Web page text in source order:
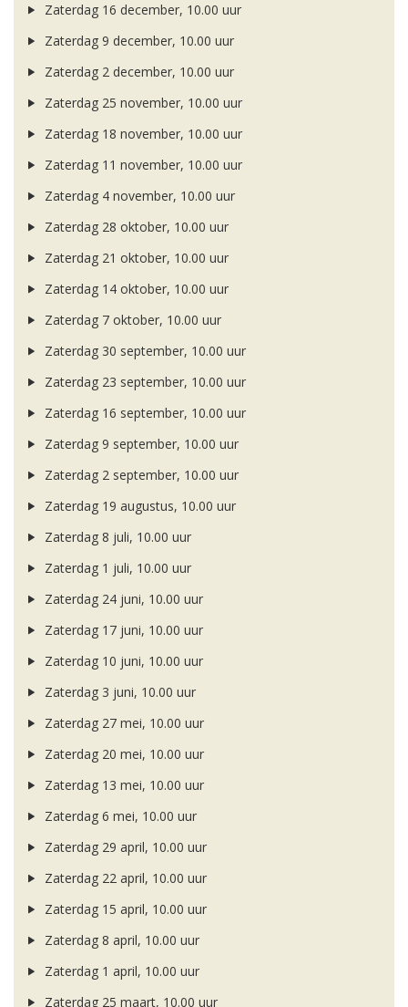
Zaterdag 16 december, 10.00 uur
Zaterdag 9 december, 10.00 uur
Zaterdag 2 december, 10.00 uur
Zaterdag 25 november, 10.00 uur
Zaterdag 18 november, 10.00 uur
Zaterdag 11 november, 10.00 uur
Zaterdag 4 november, 10.00 uur
Zaterdag 28 oktober, 10.00 uur
Zaterdag 21 oktober, 10.00 uur
Zaterdag 14 oktober, 10.00 uur
Zaterdag 7 oktober, 10.00 uur
Zaterdag 30 september, 10.00 uur
Zaterdag 23 september, 10.00 uur
Zaterdag 16 september, 10.00 uur
Zaterdag 9 september, 10.00 uur
Zaterdag 2 september, 10.00 uur
Zaterdag 19 augustus, 10.00 uur
Zaterdag 8 juli, 10.00 uur
Zaterdag 1 juli, 10.00 uur
Zaterdag 24 juni, 10.00 uur
Zaterdag 17 juni, 10.00 uur
Zaterdag 10 juni, 10.00 uur
Zaterdag 3 juni, 10.00 uur
Zaterdag 27 mei, 10.00 uur
Zaterdag 20 mei, 10.00 uur
Zaterdag 13 mei, 10.00 uur
Zaterdag 6 mei, 10.00 uur
Zaterdag 29 april, 10.00 uur
Zaterdag 22 april, 10.00 uur
Zaterdag 15 april, 10.00 uur
Zaterdag 8 april, 10.00 uur
Zaterdag 1 april, 10.00 uur
Zaterdag 25 maart, 10.00 uur